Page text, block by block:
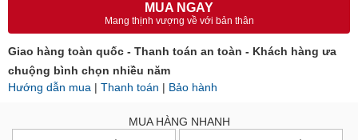
MUA NGAY
Mang thịnh vượng về với bản thân
Giao hàng toàn quốc - Thanh toán an toàn - Khách hàng ưa
chuộng bình chọn nhiều năm
Hướng dẫn mua | Thanh toán | Bảo hành
MUA HÀNG NHANH